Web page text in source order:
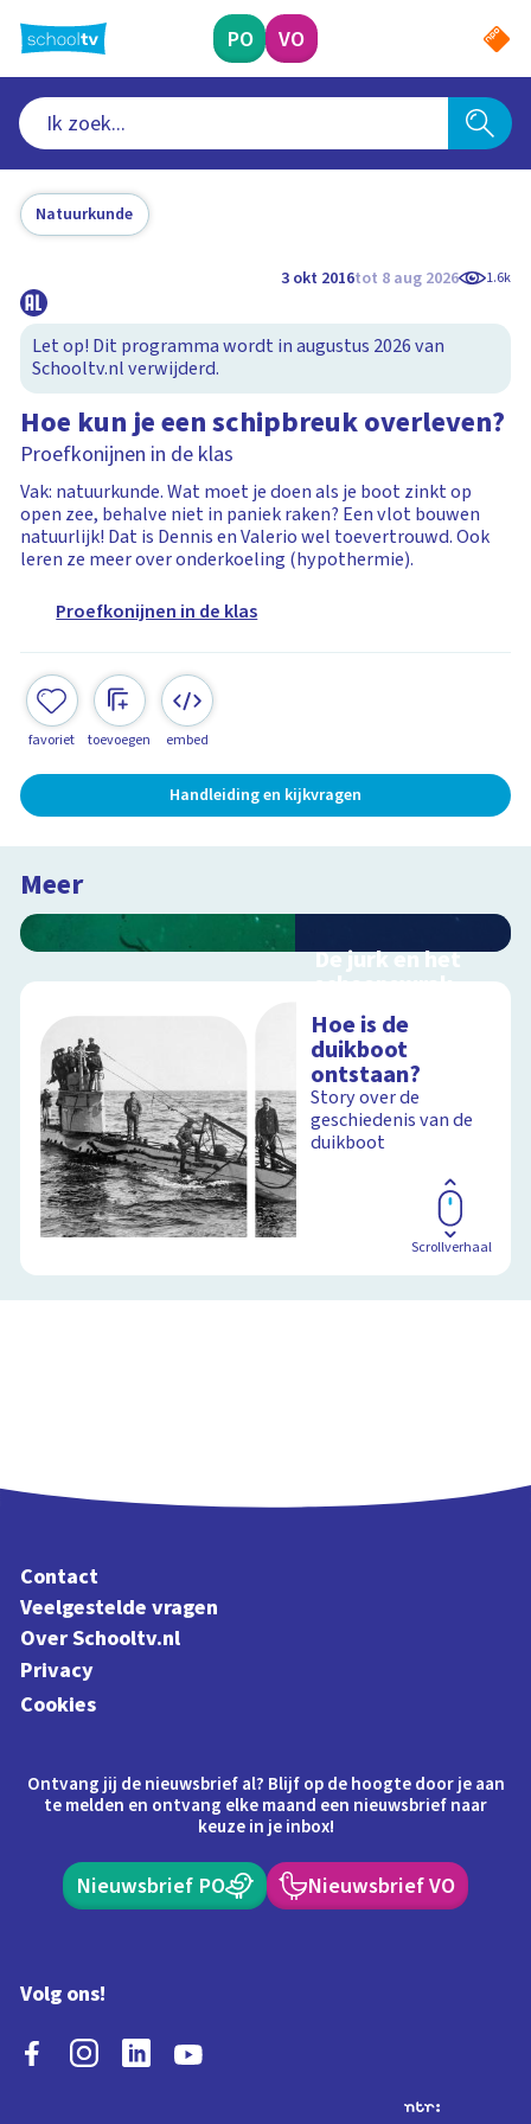
naar
hoofdinhoud
PO VO
Natuurkunde
3 okt 2016tot 8 aug 2026 1.6k
Let op! Dit programma wordt in augustus 2026 van
Schooltv.nl verwijderd.
Hoe kun je een schipbreuk overleven?
Proefkonijnen in de klas
Vak: natuurkunde. Wat moet je doen als je boot zinkt op
open zee, behalve niet in paniek raken? Een vlot bouwen
natuurlijk! Dat is Dennis en Valerio wel toevertrouwd. Ook
leren ze meer over onderkoeling (hypothermie).
Proefkonijnen in de klas
favoriet toevoegen embed
Handleiding en kijkvragen
Meer
De jurk en het
scheepswrak
zoektocht naar een
scheepswrak
Hoe is de
duikboot
ontstaan?
Story over de
geschiedenis van de
duikboot
Scrollverhaal
Contact
Veelgestelde vragen
Over Schooltv.nl
Privacy
Cookies
Ontvang jij de nieuwsbrief al? Blijf op de hoogte door je aan
te melden en ontvang elke maand een nieuwsbrief naar
keuze in je inbox!
Nieuwsbrief PO Nieuwsbrief VO
Volg ons!